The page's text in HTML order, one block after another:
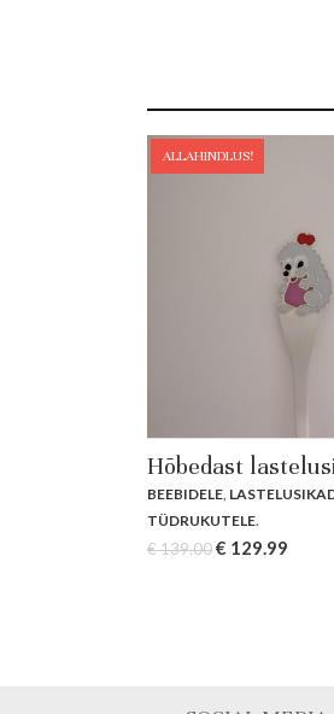
ALLAHINDLUS!
Hõbedast
BEEBIDELE
TÜDRUKUTELE.
€139.00Original
€ 129.99